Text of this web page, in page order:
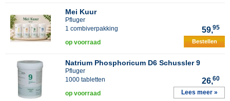
Mei Kuur
Pfluger
1 combiverpakking
59,95
op voorraad Bestellen
Natrium Phosphoricum D6 Schussler 9
Pfluger
1000 tabletten
26,60
op voorraad Lees meer »